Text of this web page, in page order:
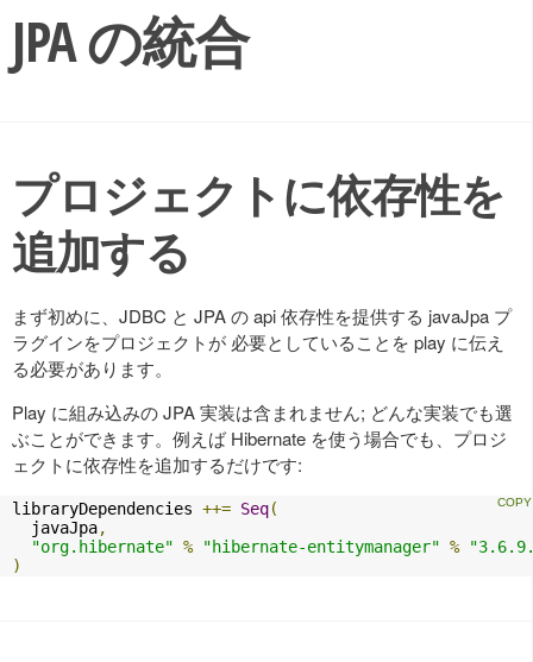
JPA の統合
プロジェクトに依存性を
追加する
まず初めに、JDBC と JPA の api 依存性を提供する javaJpa プ
ラグインをプロジェクトが 必要としていることを play に伝え
る必要があります。
Play に組み込みの JPA 実装は含まれません; どんな実装でも選
ぶことができます。例えば Hibernate を使う場合でも、プロジ
ェクトに依存性を追加するだけです:
libraryDependencies ++= Seq(
  javaJpa
,
"org.hibernate" % "hibernate-entitymanager" %
)